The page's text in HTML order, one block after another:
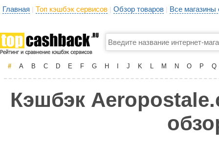
Главная | Топ кэшбэк сервисов | Обзор товаров | Все
# A B C D E F G H J K L M N O P Q
Кэшбэк